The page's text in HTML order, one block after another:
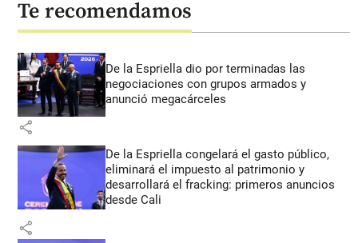
Te recomendamos
De la Espriella dio por terminadas las
negociaciones con grupos armados y
anunció megacárceles
share
De la Espriella congelará el gasto público,
eliminará el impuesto al patrimonio y
desarrollará el fracking: primeros anuncios
desde Cali
share